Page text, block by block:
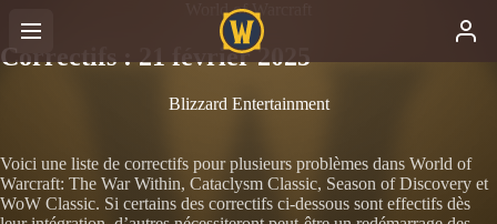
World of Warcraft
Correctifs : 21 février 2025
Blizzard Entertainment
Voici une liste de correctifs pour plusieurs problèmes dans World of
Warcraft: The War Within, Cataclysm Classic, Season of Discovery et
WoW Classic. Si certains des correctifs ci-dessous sont effectifs dès